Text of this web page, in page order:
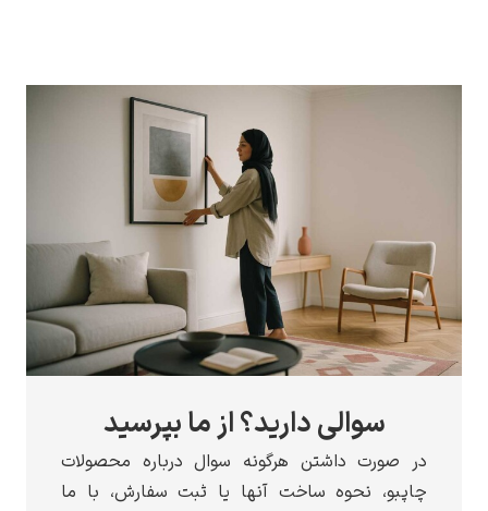
سوالی دارید؟ از ما بپرسید
در صورت داشتن هرگونه سوال درباره محصولات
چاپبو، نحوه ساخت آنها یا ثبت سفارش، با ما